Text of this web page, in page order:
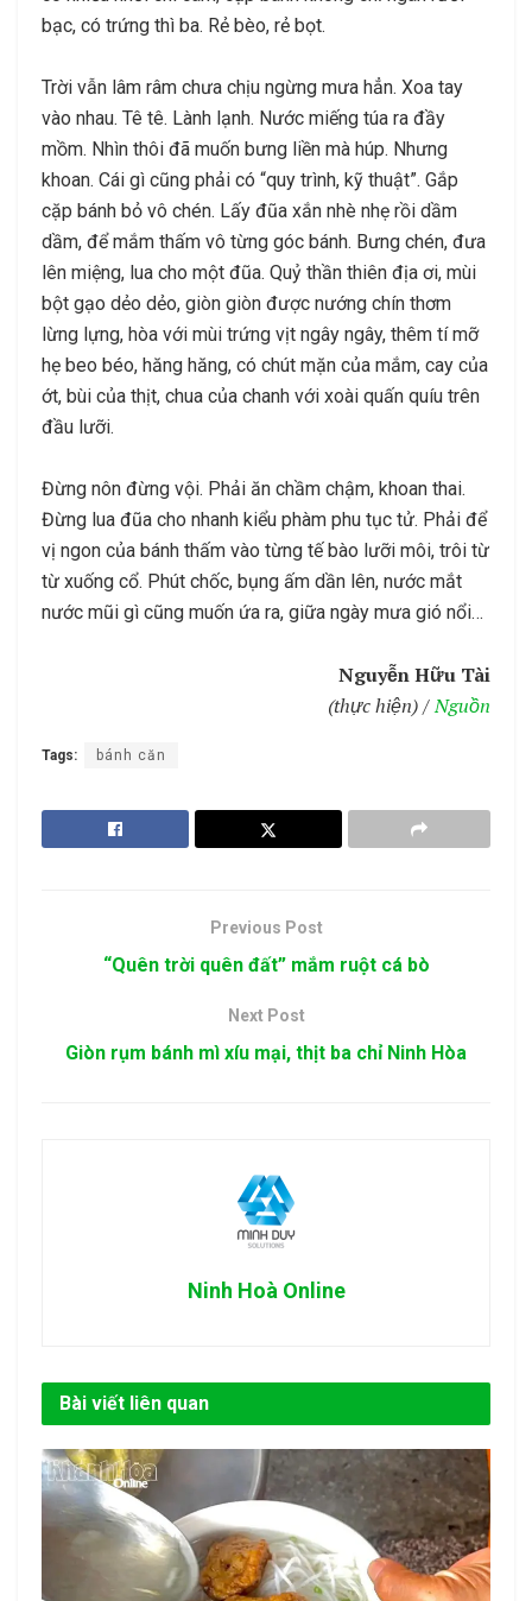
bạc, có trứng thì ba. Rẻ bèo, rẻ bọt.
Trời vẫn lâm râm chưa chịu ngừng mưa hẳn. Xoa tay
vào nhau. Tê tê. Lành lạnh. Nước miếng túa ra đầy
mồm. Nhìn thôi đã muốn bưng liền mà húp. Nhưng
khoan. Cái gì cũng phải có “quy trình, kỹ thuật”. Gắp
cặp bánh bỏ vô chén. Lấy đũa xắn nhè nhẹ rồi dầm
dầm, để mắm thấm vô từng góc bánh. Bưng chén, đưa
lên miệng, lua cho một đũa. Quỷ thần thiên địa ơi, mùi
bột gạo dẻo dẻo, giòn giòn được nướng chín thơm
lừng lựng, hòa với mùi trứng vịt ngây ngây, thêm tí mỡ
hẹ beo béo, hăng hăng, có chút mặn của mắm, cay của
ớt, bùi của thịt, chua của chanh với xoài quấn quíu trên
đầu lưỡi.
Đừng nôn đừng vội. Phải ăn chầm chậm, khoan thai.
Đừng lua đũa cho nhanh kiểu phàm phu tục tử. Phải để
vị ngon của bánh thấm vào từng tế bào lưỡi môi, trôi từ
từ xuống cổ. Phút chốc, bụng ấm dần lên, nước mắt
nước mũi gì cũng muốn ứa ra, giữa ngày mưa gió nổi…
Nguyễn Hữu Tài
(thực hiện) /Nguồn
Tags: bánh căn
Previous Post
“Quên trời quên đất” mắm ruột cá bò
Next Post
Giòn rụm bánh mì xíu mại, thịt ba chỉ Ninh Hòa
Ninh Hoà Online
Bài viết liên quan